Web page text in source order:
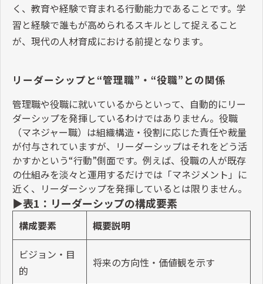
く、教育や経験で育まれる行動能力であることです。学
習と経験で誰もが高められるスキルとして捉えること
が、現代の人材育成における前提となります。
リーダーシップと“管理職” ・ “役職” との関係
管理職や役職に就いているからといって、自動的にリー
ダーシップを発揮しているわけではありません。役職
（マネジャー職）は組織構造・役割に応じた責任や裁量
が付与されていますが、リーダーシップはそれをどう活
かすかという“行動”側面です。例えば、役職の人が既存
の仕組みを淡々と運用するだけでは「マネジメント」に
近く、リーダーシップを発揮しているとは限りません。
▶表1 ：リーダーシップの構成要素
構成要素 概要説明
ビジョン・目
的
将来の方向性・価値観を示す